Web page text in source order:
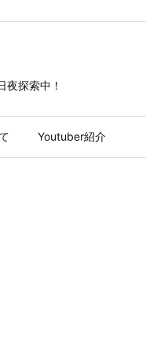
探索中！
Youtuber紹介